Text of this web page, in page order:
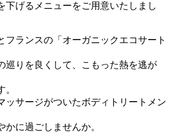
下げるメニューをご用意いたしまし
フランスの「オーガニックエコサート
巡りを良くして、こもった熱を逃が
ッサージがついたボディトリートメン
に過ごしませんか。